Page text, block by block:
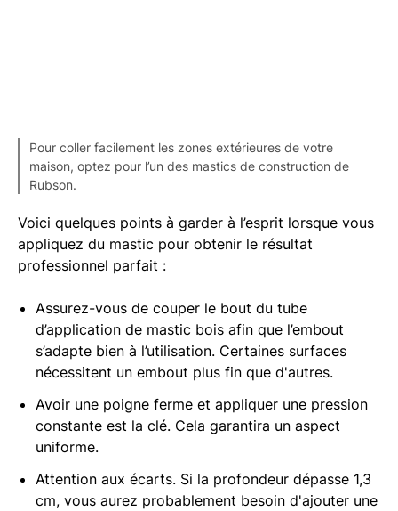
Pour coller facilement les zones extérieures de votre
maison, optez pour l’un des mastics de construction de
Rubson.
Voici quelques points à garder à l’esprit lorsque vous
appliquez du mastic pour obtenir le résultat
professionnel parfait :
Assurez-vous de couper le bout du tube
d’application de mastic bois afin que l’embout
s’adapte bien à l’utilisation. Certaines surfaces
nécessitent un embout plus fin que d'autres.
Avoir une poigne ferme et appliquer une pression
constante est la clé. Cela garantira un aspect
uniforme.
Attention aux écarts. Si la profondeur dépasse 1,3
cm, vous aurez probablement besoin d'ajouter une